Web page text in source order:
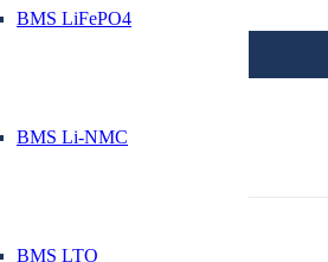
BMS LiFePO4
BMS Li-NMC
BMS LTO